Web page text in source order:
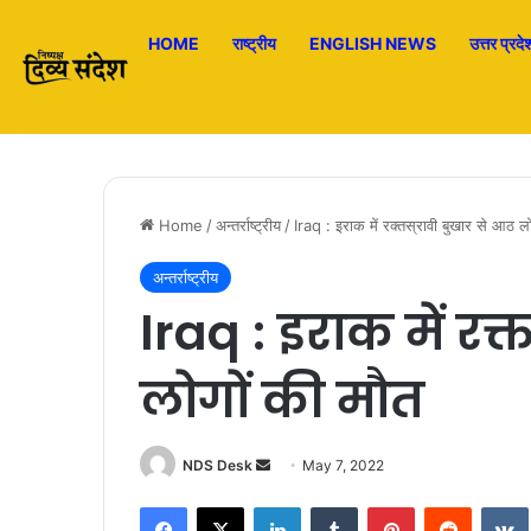
HOME राष्ट्रीय ENGLISH NEWS उत्तर
Home /अन्तर्राष्ट्रीय / Iraq : इराक में रक्तस्रावी बुखार से आठ
अन्तर्राष्ट्रीय
Iraq : इराक में
लोगों की मौत
NDS Desk
n
May 7, 2022